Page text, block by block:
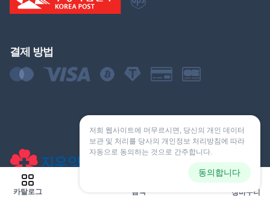
카탈로그 검색
장바구니
결제 방법
© 2026 yak-jiu.com
저희 웹사이트에 머무르시면, 당신의 개인 데이터
보관 및 처리를 당사의 개인정보 처리방침에 따라
자동으로 동의하는 것으로 간주합니다.
동의합니다